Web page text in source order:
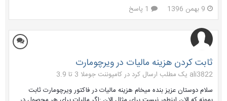
9 بهمن 1396
ثابت کردن هزینه مالیات در ویرچومارت
ali3822 یک مطلب ارسال کرد در
کامپوننت جوملا 3 تا 3.9
سلام دوستان عزیز بنده میخام هزینه مالیات در فاکتور ویرچومارت ثابت